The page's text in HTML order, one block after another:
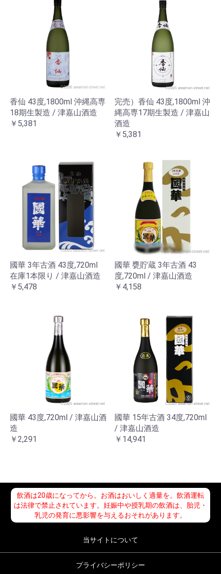
香仙 43度,1800ml 沖縄高専
18期生製造 / 津嘉山酒造
￥5,381
完売）香仙 43度,1800ml 沖
縄高専17期生製造 / 津嘉山
酒造
￥5,381
國華 3年古酒 43度,720ml
在庫1本限り / 津嘉山酒造
￥5,478
國華 甕貯蔵 3年古酒 43
度,720ml / 津嘉山酒造
￥4,158
國華 43度,720ml / 津嘉山酒
造
￥2,291
國華 15年古酒 34度,720ml
/ 津嘉山酒造
￥14,941
飲酒は20歳になってから。お酒はおいしく適量を。飲酒運転
は法律で禁止されています。妊娠中や授乳期の飲酒は、胎児・
乳児の発育に悪影響を与えるおそれがあります。
当サイトについて
プライバシーポリシー